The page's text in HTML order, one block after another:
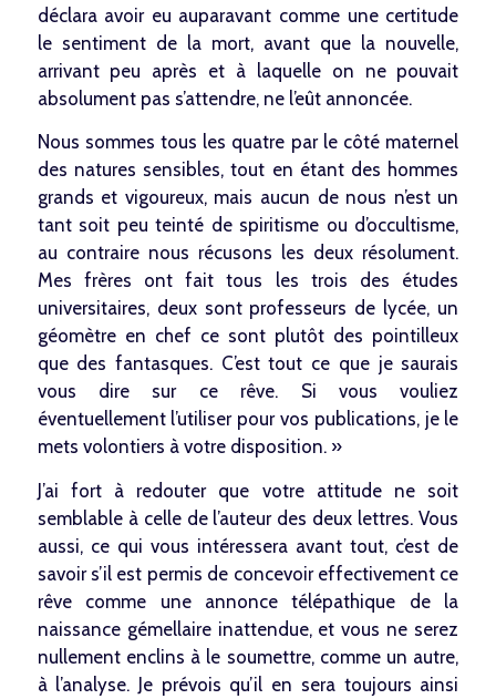
déclara avoir eu auparavant comme une certitude
le sentiment de la mort, avant que la nouvelle,
arrivant peu après et à laquelle on ne pouvait
absolument pas s’attendre, ne l’eût annoncée.
Nous sommes tous les quatre par le côté maternel
des natures sensibles, tout en étant des hommes
grands et vigoureux, mais aucun de nous n’est un
tant soit peu teinté de spiritisme ou d’occultisme,
au contraire nous récusons les deux résolument.
Mes frères ont fait tous les trois des études
universitaires, deux sont professeurs de lycée, un
géomètre en chef ce sont plutôt des pointilleux
que des fantasques. C’est tout ce que je saurais
vous dire sur ce rêve. Si vous vouliez
éventuellement l’utiliser pour vos publications, je le
mets volontiers à votre disposition. »
J’ai fort à redouter que votre attitude ne soit
semblable à celle de l’auteur des deux lettres. Vous
aussi, ce qui vous intéressera avant tout, c’est de
savoir s’il est permis de concevoir effectivement ce
rêve comme une annonce télépathique de la
naissance gémellaire inattendue, et vous ne serez
nullement enclins à le soumettre, comme un autre,
à l’analyse. Je prévois qu’il en sera toujours ainsi